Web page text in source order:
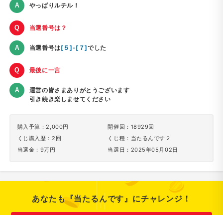
やっぱりルチル！
当選番号は？
当選番号は[５]-[７]でした
最後に一言
運営の皆さまありがとうございます
引き続き楽しませてください
購入予算：2,000円
くじ購入歴：2回
当選金：9万円
開催回：18929回
くじ種：当たるんです２
当選日：2025年05月02日
あなたも『当たるんです』にチャレンジ！